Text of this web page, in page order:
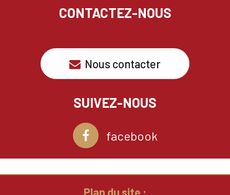
CONTACTEZ-NOUS
Nous contacter
SUIVEZ-NOUS
facebook
Plan du site :